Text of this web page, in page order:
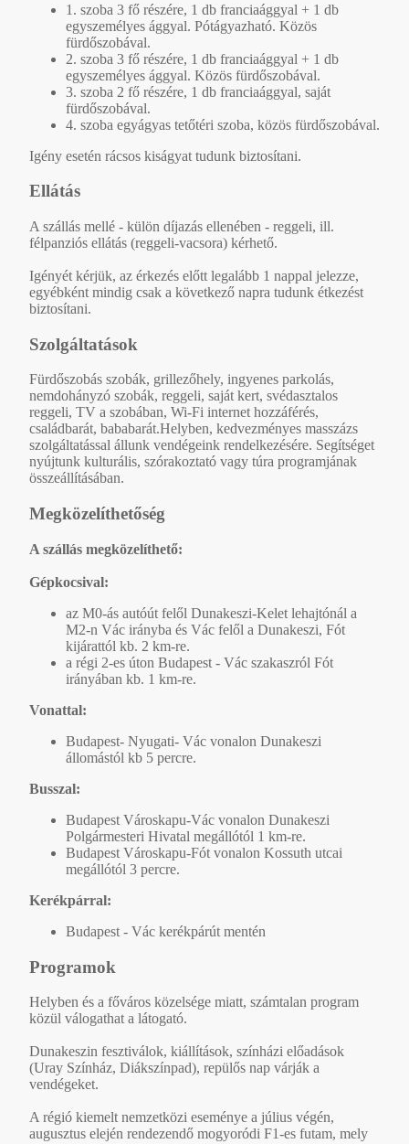
1. szoba 3 fő részére, 1 db franciaággyal + 1 db
egyszemélyes ággyal. Pótágyazható. Közös
fürdőszobával.
2. szoba 3 fő részére, 1 db franciaággyal + 1 db
egyszemélyes ággyal. Közös fürdőszobával.
3. szoba 2 fő részére, 1 db franciaággyal, saját
fürdőszobával.
4. szoba egyágyas tetőtéri szoba, közös fürdőszobával.
Igény esetén rácsos kiságyat tudunk biztosítani.
Ellátás
A szállás mellé - külön díjazás ellenében - reggeli, ill.
félpanziós ellátás (reggeli-vacsora) kérhető.
Igényét kérjük, az érkezés előtt legalább 1 nappal jelezze,
egyébként mindig csak a következő napra tudunk étkezést
biztosítani.
Szolgáltatások
Fürdőszobás szobák, grillezőhely, ingyenes parkolás,
nemdohányzó szobák, reggeli, saját kert, svédasztalos
reggeli, TV a szobában, Wi-Fi internet hozzáférés,
családbarát, bababarát.Helyben, kedvezményes masszázs
szolgáltatással állunk vendégeink rendelkezésére. Segítséget
nyújtunk kulturális, szórakoztató vagy túra programjának
összeállításában.
Megközelíthetőség
A szállás megközelíthető:
Gépkocsival:
az M0-ás autóút felől Dunakeszi-Kelet lehajtónál a
M2-n Vác irányba és Vác felől a Dunakeszi, Fót
kijárattól kb. 2 km-re.
a régi 2-es úton Budapest - Vác szakaszról Fót
irányában kb. 1 km-re.
Vonattal:
Budapest- Nyugati- Vác vonalon Dunakeszi
állomástól kb 5 percre.
Busszal:
Budapest Városkapu-Vác vonalon Dunakeszi
Polgármesteri Hivatal megállótól 1 km-re.
Budapest Városkapu-Fót vonalon Kossuth utcai
megállótól 3 percre.
Kerékpárral:
Budapest - Vác kerékpárút mentén
Programok
Helyben és a főváros közelsége miatt, számtalan program
közül válogathat a látogató.
Dunakeszin fesztiválok, kiállítások, színházi előadások
(Uray Színház, Diákszínpad), repülős nap várják a
vendégeket.
A régió kiemelt nemzetközi eseménye a július végén,
augusztus elején rendezendő mogyoródi F1-es futam, mely